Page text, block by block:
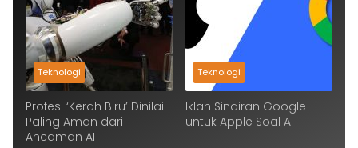
Teknologi
Profesi ‘Kerah Biru’ Dinilai
Paling Aman dari
Ancaman AI
Teknologi
Iklan Sindiran Google
untuk Apple Soal AI